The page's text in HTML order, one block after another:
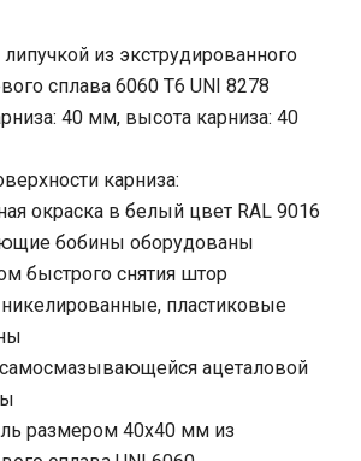
за допомогою намотують бобін, що
редукційним механізмом, який
ланцюжком, що визначає
Бобіни обладнані пристроєм
MOTTURA в Києві можна в салоні
а також Ви можете замовити
по всій Україні в нашому
из экструдированного
сплава 6060 Т6 UNI 8278
40 мм, высота карниза: 40
карниза:
окраска в белый цвет RAL 9016
бобины оборудованы
быстрого снятия штор
пластиковые
ацеталовой
размером 40x40 мм из